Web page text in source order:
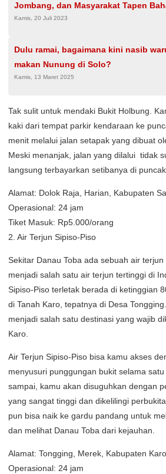
Jombang, dan Masyarakat Tapen
Penyimpangan Kasus Tanah Eks-
Kamis, 20 Juli 2023
Dulu ramai, bagaimana kini nasib
makan Nunung di Solo?
Kamis, 13 Maret 2025
Tak sulit untuk mendaki Bukit Holbung.
kaki dari tempat parkir kendaraan ke
menit melalui jalan setapak yang dibuat
Meski menanjak, jalan yang dilalui tidak
langsung terbayarkan setibanya di
Alamat: Dolok Raja, Harian, Kabupaten
Operasional: 24 jam
Tiket Masuk: Rp5.000/orang
2. Air Terjun Sipiso-Piso
Sekitar Danau Toba ada sebuah air
menjadi salah satu air terjun tertinggi di
Sipiso-Piso terletak berada di ketinggian
di Tanah Karo, tepatnya di Desa
menjadi salah satu destinasi yang wajib
Karo.
Air Terjun Sipiso-Piso bisa kamu akses
menyusuri punggungan bukit selama
sampai, kamu akan disuguhkan dengan
yang sangat tinggi dan dikelilingi
pun bisa naik ke gardu pandang untuk
dan melihat Danau Toba dari kejauhan.
Alamat: Tongging, Merek, Kabupaten
Operasional: 24 jam